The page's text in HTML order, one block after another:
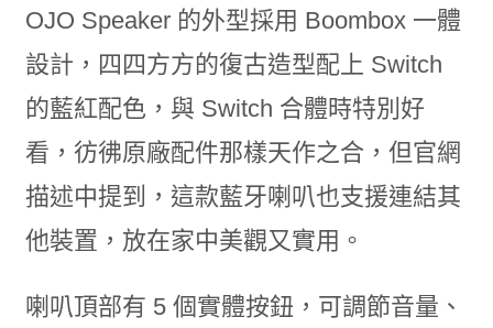
OJO Speaker 的外型採用 Boombox 一體
設計，四四方方的復古造型配上 Switch
的藍紅配色，與 Switch 合體時特別好
看，彷彿原廠配件那樣天作之合，但官網
描述中提到，這款藍牙喇叭也支援連結其
他裝置，放在家中美觀又實用。
喇叭頂部有 5 個實體按鈕，可調節音量、